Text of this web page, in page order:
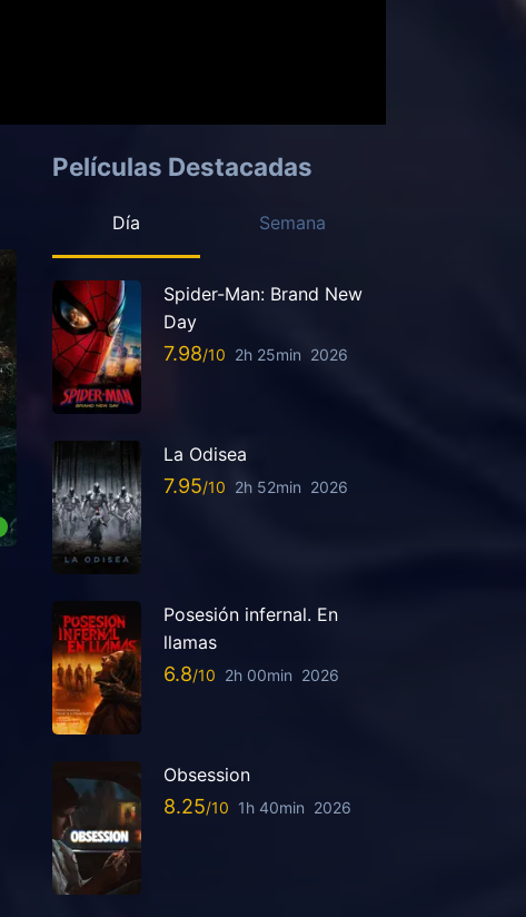
Películas Destacadas
Día Semana
Spider-Man: Brand New
Day
7.98 2h 25min 2026
La Odisea
7.95 2h 52min 2026
Posesión infernal. En
llamas
6.8 2h 00min 2026
Obsession
8.25 1h 40min 2026